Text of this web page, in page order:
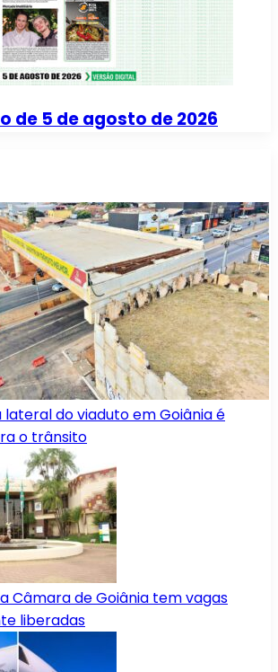
de 5 de agosto de 2026
lateral do viaduto em Goiânia é
o trânsito
Câmara de Goiânia tem vagas
liberadas